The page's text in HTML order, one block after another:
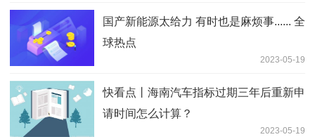
国产新能源太给力 有时也是麻烦事...... 全
球热点
2023-05-19
快看点丨海南汽车指标过期三年后重新申
请时间怎么计算？
2023-05-19